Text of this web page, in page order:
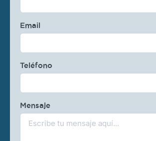
Email
Teléfono
Mensaje